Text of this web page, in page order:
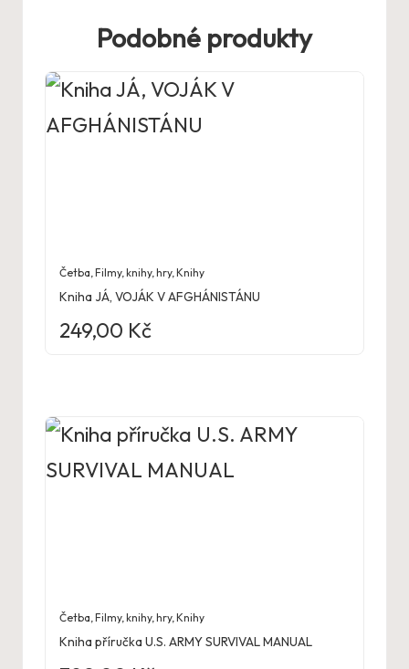
Podobné produkty
Četba ,Filmy, knihy, hry,Knihy
Kniha JÁ, VOJÁK V AFGHÁNISTÁNU
249,00 Kč
Četba,Filmy, knihy, hry,Knihy
Kniha příručka U.S. ARMY SURVIVAL MANUAL